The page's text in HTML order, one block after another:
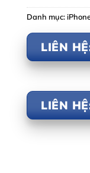
Danh mục:
LIÊN
LIÊN